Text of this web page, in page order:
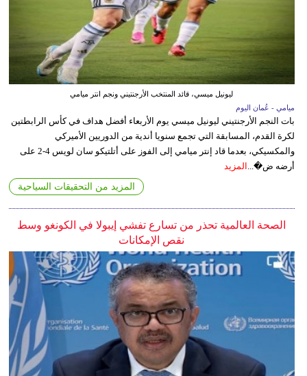
ليونيل ميسي، قائد المنتخب الأرجنتيني ونجم انتر ميامي
ميامي - عُمان اليوم
بات النجم الأرجنتيني ليونيل ميسي يوم الأربعاء أفضل هداف في كأس الرابطتين
لكرة القدم، المسابقة التي تجمع سنويا أندية من الدوريين الأميركي
والمكسيكي، بعدما قاد إنتر ميامي إلى الفوز على أتلتيكو سان لويس 4-2 على
أرضه ض�...
المزيد
المزيد من التحقيقات السياحية
الصحة العالمية تحذر من تسارع تفشي إيبولا في الكونغو وسط
نقص الإمكانات